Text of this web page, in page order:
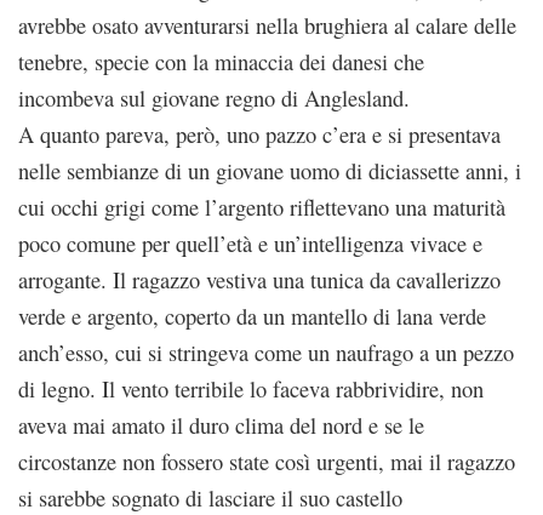
avrebbe osato avventurarsi nella brughiera al calare delle
tenebre, specie con la minaccia dei danesi che
incombeva sul giovane regno di Anglesland.
A quanto pareva, però, uno pazzo c’era e si presentava
nelle sembianze di un giovane uomo di diciassette anni, i
cui occhi grigi come l’argento riflettevano una maturità
poco comune per quell’età e un’intelligenza vivace e
arrogante. Il ragazzo vestiva una tunica da cavallerizzo
verde e argento, coperto da un mantello di lana verde
anch’esso, cui si stringeva come un naufrago a un pezzo
di legno. Il vento terribile lo faceva rabbrividire, non
aveva mai amato il duro clima del nord e se le
circostanze non fossero state così urgenti, mai il ragazzo
si sarebbe sognato di lasciare il suo castello